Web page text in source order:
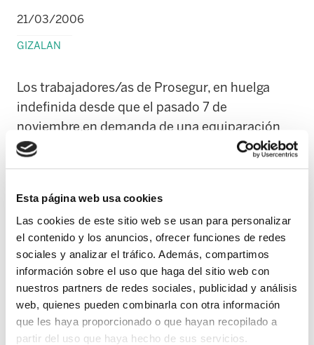
Esta página web usa cookies
Las cookies de este sitio web se usan para personalizar
el contenido y los anuncios, ofrecer funciones de redes
sociales y analizar el tráfico. Además, compartimos
información sobre el uso que haga del sitio web con
nuestros partners de redes sociales, publicidad y análisis
web, quienes pueden combinarla con otra información
que les haya proporcionado o que hayan recopilado a
partir del uso que haya hecho de sus servicios.
21/03/2006
GIZALAN
Los trabajadores/as de Prosegur, en huelga
indefinida desde que el pasado 7 de
noviembre,en demanda de una equiparación
salarial igual a la que el Departamento de
Interior concedió al personal subcontratado
de movilizaciones.
Como viene siendo habitual, en el último mes,
los martes y los jueves se concentran frente a
la sede que el PNV tiene en Bilbao. Una
veintena de Ertzantzas, distribuidos en dos
coches pratullas y una furgoneta de
antidisturbios, han aparecido a identificar a 20